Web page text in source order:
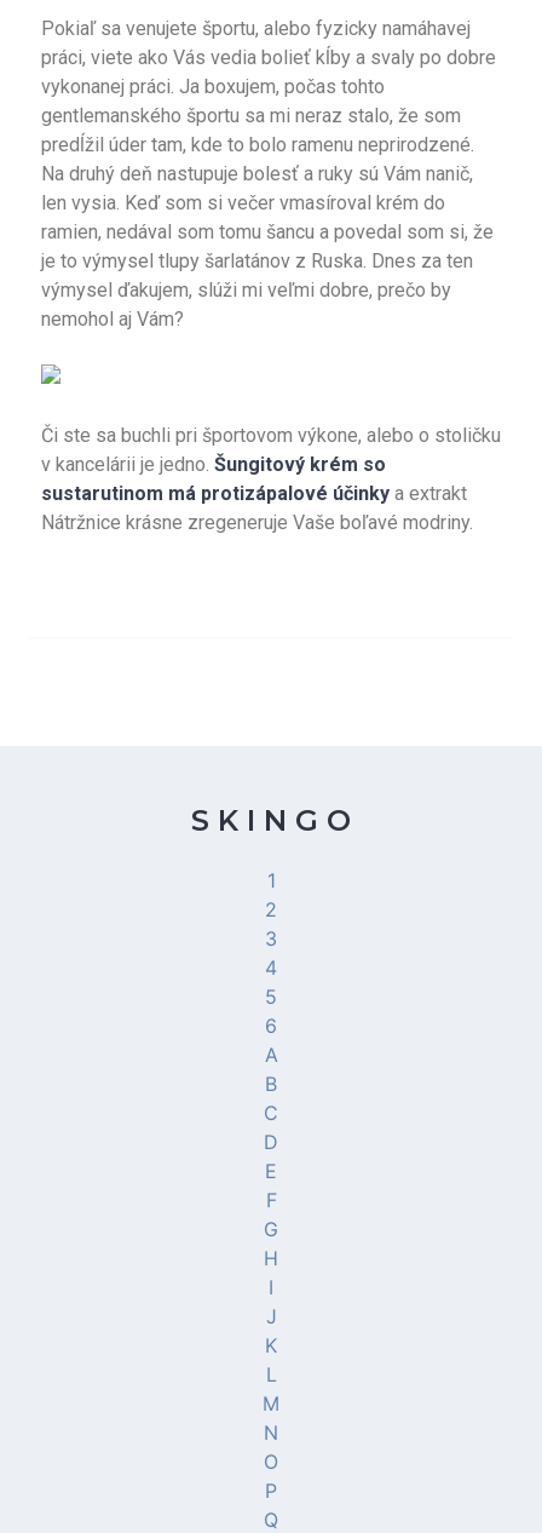
Pokiaľ sa venujete športu, alebo fyzicky namáhavej
práci, viete ako Vás vedia bolieť kĺby a svaly po dobre
vykonanej práci. Ja boxujem, počas tohto
gentlemanského športu sa mi neraz stalo, že som
predĺžil úder tam, kde to bolo ramenu neprirodzené.
Na druhý deň nastupuje bolesť a ruky sú Vám nanič,
len vysia. Keď som si večer vmasíroval krém do
ramien, nedával som tomu šancu a povedal som si, že
je to výmysel tlupy šarlatánov z Ruska. Dnes za ten
výmysel ďakujem, slúži mi veľmi dobre, prečo by
nemohol aj Vám?
Či ste sa buchli pri športovom výkone, alebo o stoličku
v kancelárii je jedno. Šungitový krém so
sustarutinom má protizápalové účinky a extrakt
Nátržnice krásne zregeneruje Vaše boľavé modriny.
S K I N G O
1
2
3
4
5
6
A
B
C
D
E
F
G
H
I
J
K
L
M
N
O
P
Q